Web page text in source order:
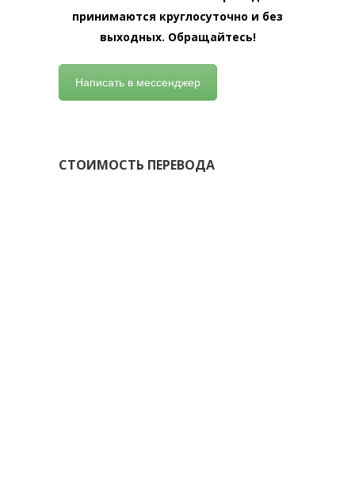
принимаются круглосуточно и без
выходных. Обращайтесь!
Написать в мессенджер
СТОИМОСТЬ ПЕРЕВОДА